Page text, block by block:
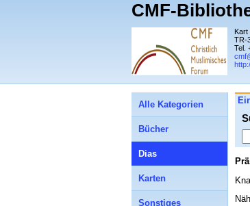
CMF-
Kart
TR-
Tel.
Alle Kategorien
Bücher
Dias
Karten
Sonstiges